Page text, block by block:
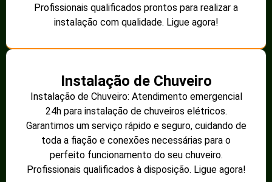
Profissionais qualificados prontos para realizar a
instalação com qualidade. Ligue agora!
Instalação de Chuveiro
Instalação de Chuveiro: Atendimento emergencial
24h para instalação de chuveiros elétricos.
Garantimos um serviço rápido e seguro, cuidando de
toda a fiação e conexões necessárias para o
perfeito funcionamento do seu chuveiro.
Profissionais qualificados à disposição. Ligue agora!